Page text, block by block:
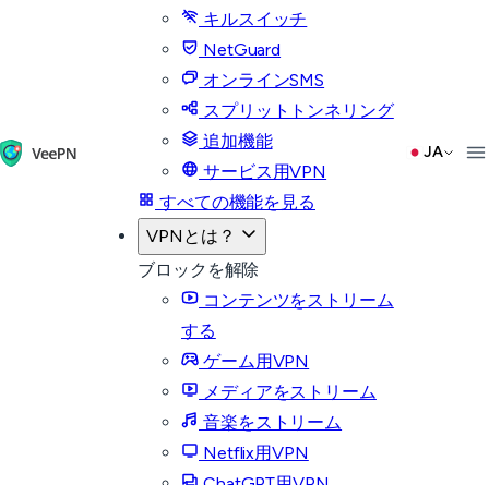
キルスイッチ
NetGuard
オンラインSMS
スプリットトンネリング
追加機能
サービス用VPN
すべての機能を見る
VPNとは？
ブロックを解除
コンテンツをストリーム
する
ゲーム用VPN
メディアをストリーム
音楽をストリーム
Netflix用VPN
JA